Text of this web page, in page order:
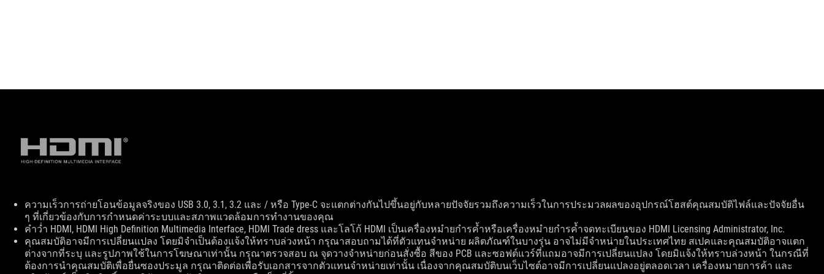
Disclaimer
ความเร็วการถ่ายโอนข้อมูลจริงของ USB 3.0, 3.1, 3.2 และ / หรือ Type-C จะแตกต่างกันไปขึ้นอยู่กับหลายปัจจัยรวมถึงความเร็วในการประมวลผลของอุปกรณ์โฮสต์คุณสมบัติไฟล์และปัจจัยอื่น
ๆ ที่เกี่ยวข้องกับการกำหนดค่าระบบและสภาพแวดล้อมการทำงานของคุณ
คำว่ำ HDMI, HDMI High Definition Multimedia Interface, HDMI Trade dress และโลโก้ HDMI เป็นเครื่องหมำยกำรค้ำหรือเครื่องหมำยกำรค้ำจดทะเบียนของ HDMI Licensing Administrator, Inc.
คุณสมบัติอาจมีการเปลี่ยนแปลง โดยมิจำเป็นต้องแจ้งให้ทราบล่วงหน้า กรุณาสอบถามได้ที่ตัวแทนจำหน่าย ผลิตภัณฑ์ในบางรุ่น อาจไม่มีจำหน่ายในประเทศไทย สเปคและคุณสมบัติอาจแตก
ต่างจากที่ระบุ และรูปภาพใช้ในการโฆษณาเท่านั้น กรุณาตรวจสอบ ณ จุดวางจำหน่ายก่อนสั่งซื้อ สีของ PCB และซอฟต์แวร์ที่แถมอาจมีการเปลี่ยนแปลง โดยมิแจ้งให้ทราบล่วงหน้า ในกรณีที่
ต้องการนำคุณสมบัติเพื่อยื่นซองประมูล กรุณาติดต่อเพื่อรับเอกสารจากตัวแทนจำหน่ายเท่านั้น เนื่องจากคุณสมบัติบนเว็บไซต์อาจมีการเปลี่ยนแปลงอยู่ตลอดเวลา เครื่องหมายการค้า และ